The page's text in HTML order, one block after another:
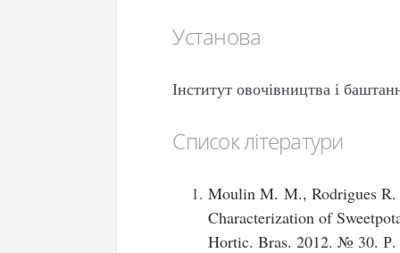
Установа
Інститут овочівництва і
Список літератури
Moulin M. M., Rodrigues
Characterization of
Hortic. Bras. 2012. № 30. Р.